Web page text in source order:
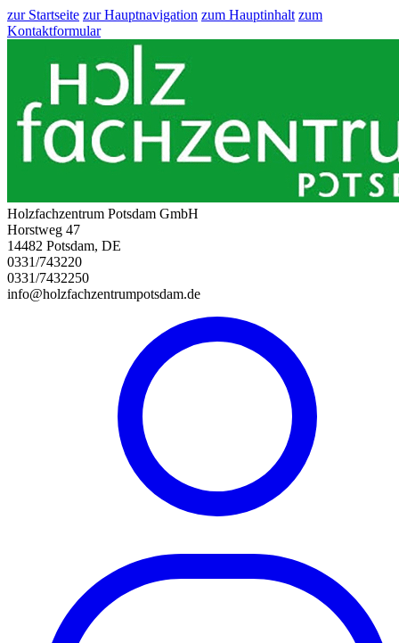
zur Startseite zur Hauptnavigation zum Hauptinhalt zum
Kontaktformular
Holzfachzentrum Potsdam GmbH
Horstweg 47
14482 Potsdam, DE
0331/743220
0331/7432250
info@holzfachzentrumpotsdam.de